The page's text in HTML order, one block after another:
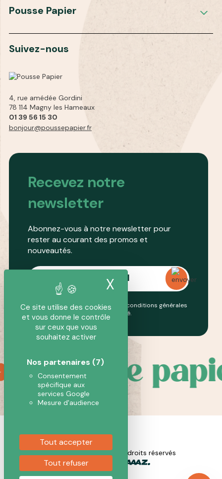
Ce site utilise des cookies
et vous donne le contrôle
sur ceux que vous
souhaitez activer
Nos partenaires (7)
Consentement
spécifique aux
services Google
Mesure d'audience
Tout accepter
Tout refuser
X Masquer le
4, rue amédée Gordini
78 114 Magny les Hameaux
01 39 56 15 30
bonjour@poussepapier.fr
Recevez notre
newsletter
Abonnez-vous à notre newsletter pour
rester au courant des promos et
nouveautés.
En continuant, vous acceptez nos conditions générales
et notre politique de confidentialité.
Pousse Papier
Suivez-nous
2026 Pousse Papier. Tous droits réservés
Réalisation